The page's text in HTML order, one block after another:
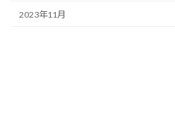
2023年11月